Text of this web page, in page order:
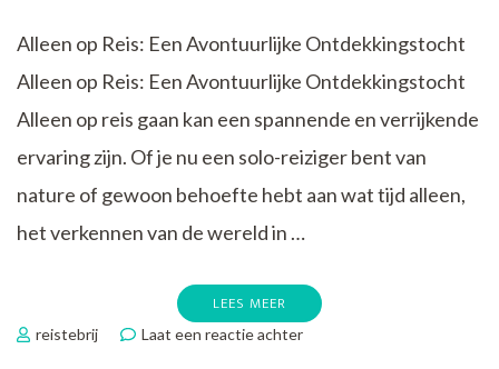
Alleen op Reis: Een Avontuurlijke Ontdekkingstocht
Alleen op Reis: Een Avontuurlijke Ontdekkingstocht
Alleen op reis gaan kan een spannende en verrijkende
ervaring zijn. Of je nu een solo-reiziger bent van
nature of gewoon behoefte hebt aan wat tijd alleen,
het verkennen van de wereld in …
LEES MEER
reistebrij Laat een reactie achterop